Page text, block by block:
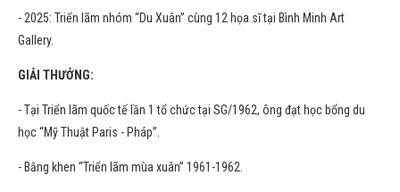
- 2025: Triển lãm nhóm “Du Xuân” cùng 12 họa sĩ tại Bình Minh Art
Gallery.
GIẢI THƯỞNG:
- Tại Triển lãm quốc tế lần 1 tổ chức tại SG/1962, ông đạt học bổng du
học “Mỹ Thuật Paris - Pháp”.
- Bằng khen “Triển lãm mùa xuân” 1961-1962.